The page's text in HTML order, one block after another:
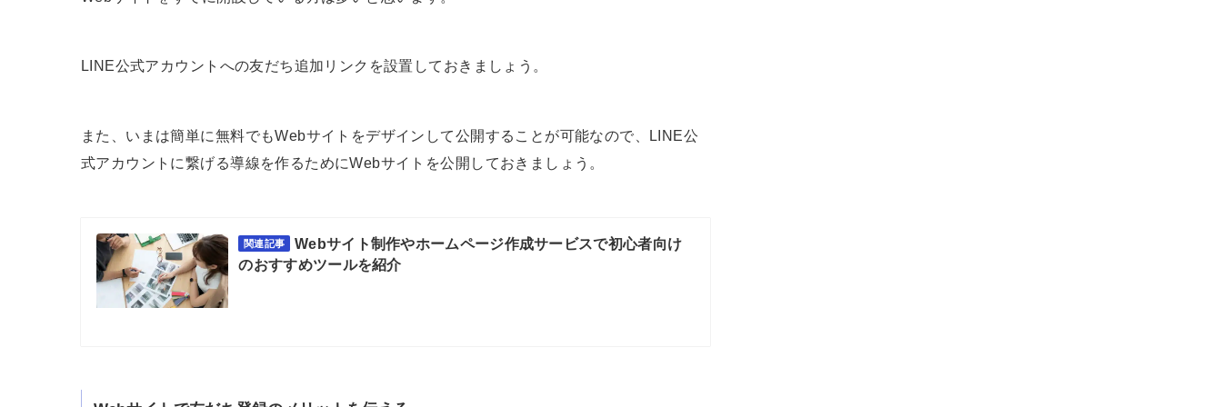
LINE公式アカウントへの友だち追加リンクを設置しておきましょう。
また、いまは簡単に無料でもWebサイトをデザインして公開することが可能なので、LINE公
式アカウントに繋げる導線を作るためにWebサイトを公開しておきましょう。
関連記事
Webサイト制作やホームページ作成サービスで初心者向け
のおすすめツールを紹介